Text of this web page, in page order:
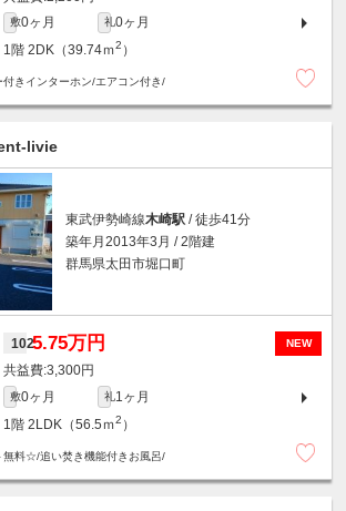
敷0ヶ月 礼0ヶ月
1階 2DK（39.74ｍ2 ）
付きインターホン/エアコン付き/
livie
東武伊勢崎線木崎駅 / 徒歩41分
築年月2013年3月 / 2階建
群馬県太田市堀口町
NEW
1025.75万円
3,300円
敷0ヶ月 礼1ヶ月
1階 2LDK（56.5ｍ2 ）
無料☆/追い焚き機能付きお風呂/